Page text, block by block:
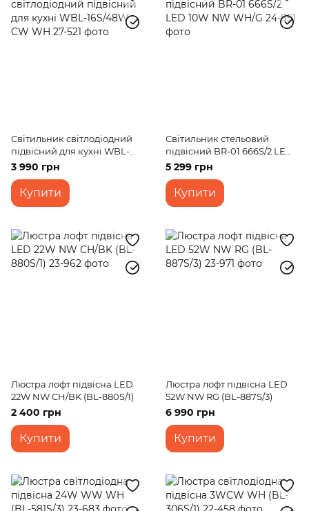
Світильник світлодіодний
підвісний для кухні WBL-
16S/48W CW WH
3 990 грн
Купити
Світильник стельовий
підвісний BR-01 666S/2 LED
10W NW WH/G
5 299 грн
Купити
Люстра лофт підвісна LED
22W NW CH/BK (BL-880S/1)
2 400 грн
Купити
Люстра лофт підвісна LED
52W NW RG (BL-887S/3)
6 990 грн
Купити